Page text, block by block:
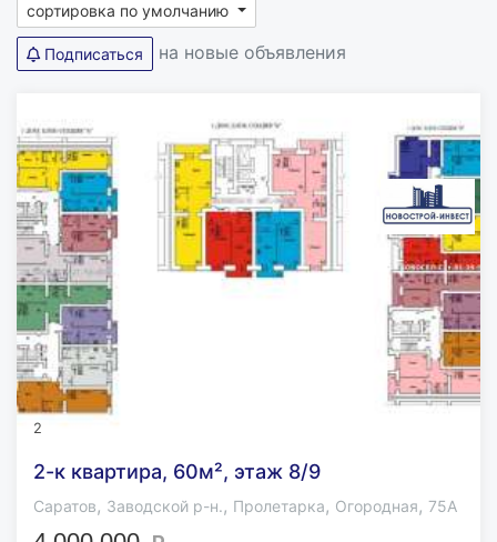
сортировка по умолчанию
Подписаться на новые объявления
2
2-к квартира, 60м², этаж 8/9
Саратов, Заводской р-н., Пролетарка, Огородная, 75А